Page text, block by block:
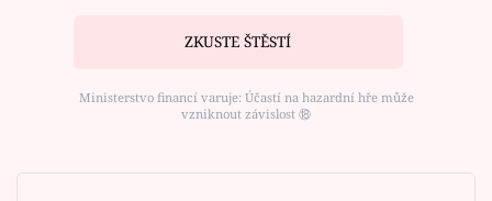
ZKUSTE ŠTĚSTÍ
Ministerstvo financí varuje: Účastí na hazardní hře může
vzniknout závislost ⑱